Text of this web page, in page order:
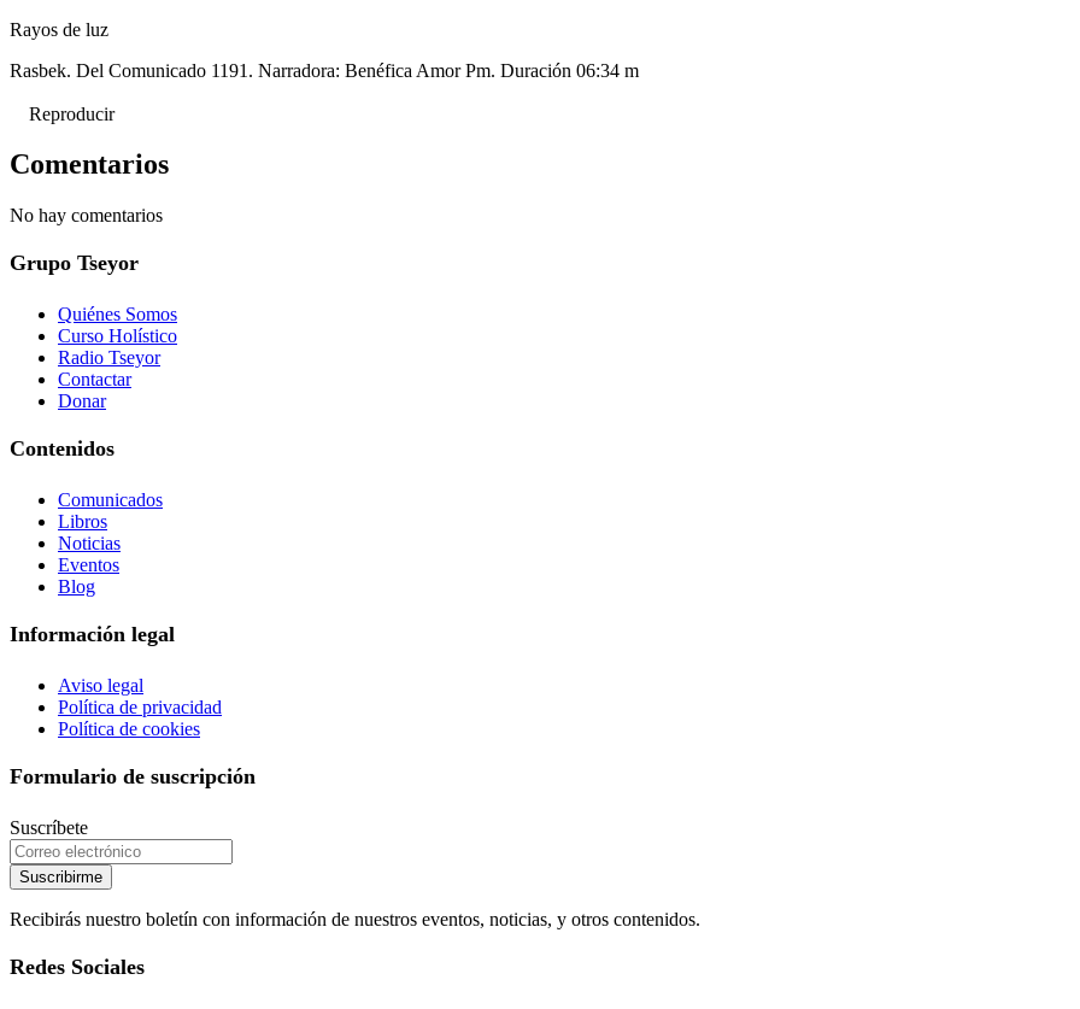
Rayos de luz
Rasbek. Del Comunicado 1191. Narradora: Benéfica Amor Pm. Duración 06:34 m
Reproducir
Comentarios
No hay comentarios
Grupo Tseyor
Quiénes Somos
Curso Holístico
Radio Tseyor
Contactar
Donar
Contenidos
Comunicados
Libros
Noticias
Eventos
Blog
Información legal
Aviso legal
Política de privacidad
Política de cookies
Formulario de suscripción
Suscríbete
Suscribirme
Recibirás nuestro boletín con información de nuestros eventos, noticias, y otros contenidos.
Redes Sociales